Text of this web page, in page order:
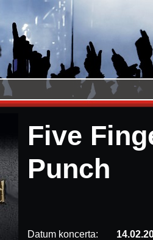
Five
Punch
Datum koncerta: